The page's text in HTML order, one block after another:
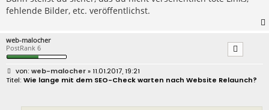
fehlende Bilder, etc. veröffentlichst.
web-malocher
PostRank 6
B
e
i
web-malocher» 11.01.2017, 19:21
Wie lange mit dem SEO-Check warten nach Website Relaunch?